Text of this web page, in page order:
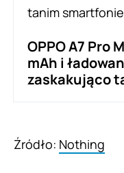
OPPO A7 Pro
mAh i
zaskakująco
Źródło: Nothing